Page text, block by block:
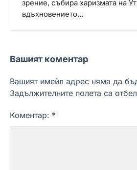
зрение, събира харизмата на
вдъхновението…
Вашият коментар
Вашият имейл адрес няма да
Задължителните полета са
Коментар: *